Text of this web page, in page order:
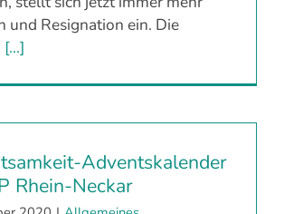
und Resignation ein. Die
[...]
Adventskalender
Rhein-Neckar